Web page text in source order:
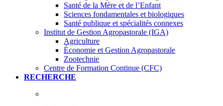
Santé de la Mère et de l’Enfant
Sciences fondamentales et biologiques
Santé publique et spécialités connexes
Institut de Gestion Agropastorale (IGA)
Agriculture
Économie et Gestion Agropastorale
Zootechnie
Centre de Formation Continue (CFC)
RECHERCHE